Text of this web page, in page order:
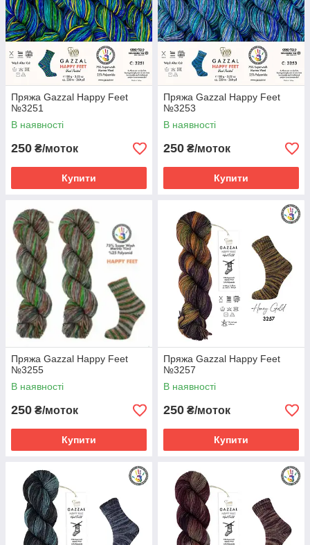
Пряжа Gazzal Happy Feet
№3251
В наявності
250 ₴/моток
Купити
Пряжа Gazzal Happy Feet
№3253
В наявності
250 ₴/моток
Купити
Пряжа Gazzal Happy Feet
№3255
В наявності
250 ₴/моток
Купити
Пряжа Gazzal Happy Feet
№3257
В наявності
250 ₴/моток
Купити